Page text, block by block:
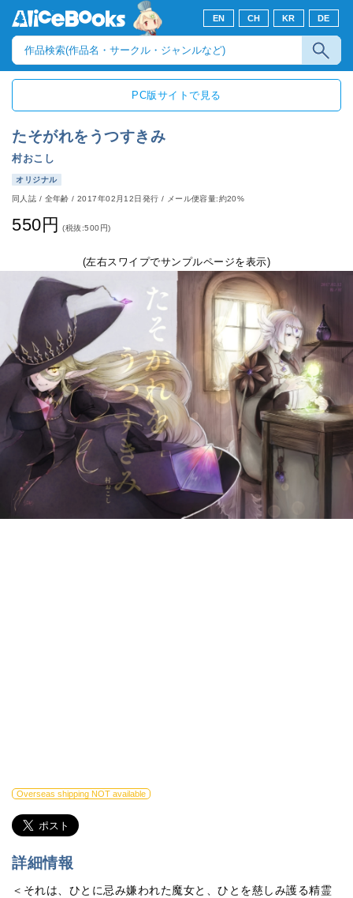
EN CH KR DE
PC版サイトで見る
たそがれをうつすきみ
村おこし
オリジナル
同人誌 / 全年齢/2017年02月12日発行 / メール便容量:約20%
550円 (税抜:500円)
(左右スワイプでサンプルページを表示)
Overseas shipping NOT available
詳細情報
＜それは、ひとに忌み嫌われた魔女と、ひとを慈しみ護る精霊